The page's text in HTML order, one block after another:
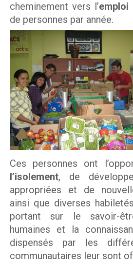
m
e
n
a
r
e
D
u
m
m
o
Mission et valeurs
Services
Plateaux de travail
Conseil d'administration
Notre équipe
Rapports annuel
Donner
Associés à la
Entreprises
Individus
cheminement vers l’emploi
de personnes par année.
Ces personnes ont
l’isolement, de
appropriées et de
ainsi que diverses
portant sur le savoir-
humaines et la
dispensés par les
communautaires leur sont